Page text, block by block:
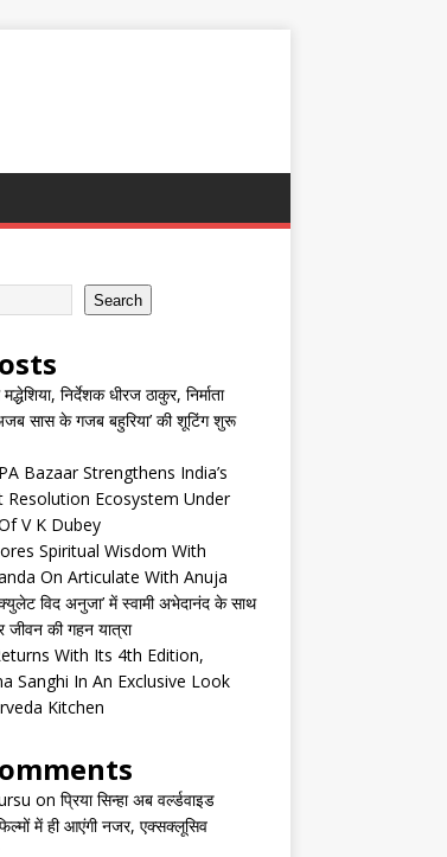
Search
निर्देशक धीरज ठाकुर, निर्माता
सास के गजब बहुरिया’ की शूटिंग शुरू
Bazaar Strengthens India’s
Resolution Ecosystem Under
V K Dubey
Spiritual Wisdom With
On Articulate With Anuja
विद अनुजा’ में स्वामी अभेदानंद के साथ
की गहन यात्रा
With Its 4th Edition,
Sanghi In An Exclusive Look
Kitchen
on प्रिया सिन्हा अब वर्ल्डवाइड
में ही आएंगी नजर, एक्सक्लूसिव